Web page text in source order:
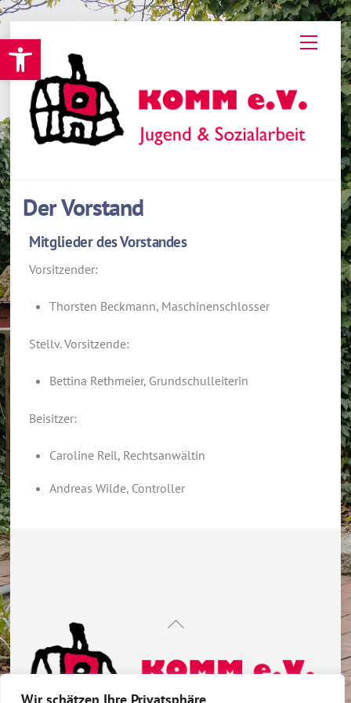
Werkzeugleiste öffnen
to
content
Menu
Der Vorstand
Mitglieder des Vorstandes
Vorsitzender:
Thorsten Beckmann, Maschinenschlosser
Stellv. Vorsitzende:
Bettina Rethmeier, Grundschulleiterin
Beisitzer:
Caroline Reil, Rechtsanwältin
Andreas Wilde, Controller
Back
Top